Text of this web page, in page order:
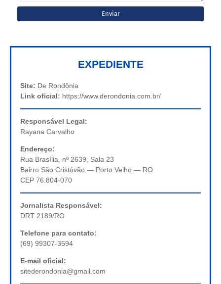
EXPEDIENTE
Site: De Rondônia
Link oficial: https://www.derondonia.com.br/
Responsável Legal:
Rayana Carvalho
Endereço:
Rua Brasília, nº 2639, Sala 23
Bairro São Cristóvão — Porto Velho — RO
CEP 76.804-070
Jornalista Responsável:
DRT 2189/RO
Telefone para contato:
(69) 99307-3594
E-mail oficial:
sitederondonia@gmail.com